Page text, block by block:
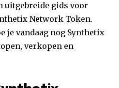
uitgebreide gids voor
Network Token.
je vandaag nog Synthetix
verkopen en